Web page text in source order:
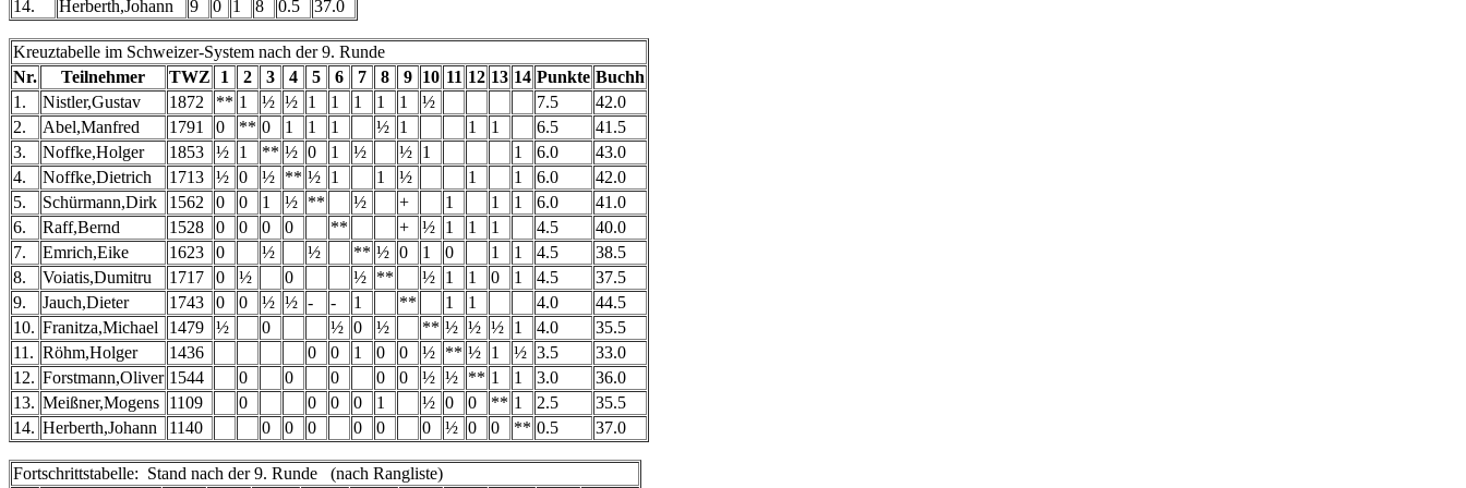
14. Herberth,Johann 9 0 1 8 0.5 37.0
Kreuztabelle im Schweizer-System nach der 9. Runde
Nr.
Teilnehmer TWZ 1 2 3 4 5 6 7 8 9 10 11 12 13 14 Punkte Buchh
1.
Nistler,Gustav 1872 ** 1 ½ ½ 1 1 1 1 1 ½ 7.5
42.0
2.
Abel,Manfred 1791 0 ** 0 1 1 1 ½ 1 1 1 6.5
41.5
3.
Noffke,Holger 1853 ½ 1 ** ½ 0 1 ½ ½ 1 1 6.0
43.0
4.
Noffke,Dietrich 1713 ½ 0 ½ ** ½ 1 1 ½ 1 1 6.0
42.0
5.
Schürmann,Dirk 1562 0 0 1 ½ ** ½ + 1 1 1 6.0
41.0
6.
Raff,Bernd 1528 0 0 0 0 ** + ½ 1 1 1 4.5
40.0
7.
Emrich,Eike 1623 0 ½ ½ ** ½ 0 1 0 1 1 4.5
38.5
8.
Voiatis,Dumitru 1717 0 ½ 0 ½ ** ½ 1 1 0 1 4.5
37.5
9.
Jauch,Dieter 1743 0 0 ½ ½ - - 1 ** 1 1 4.0
44.5
10. Franitza,Michael 1479 ½ 0 ½ 0 ½ ** ½ ½ ½ 1 4.0
35.5
11. Röhm,Holger 1436 0 0 1 0 0 ½ ** ½ 1 ½ 3.5
33.0
12. Forstmann,Oliver 1544 0 0 0 0 0 ½ ½ ** 1 1 3.0
36.0
13. Meißner,Mogens 1109 0 0 0 0 1 ½ 0 0 ** 1 2.5
35.5
14. Herberth,Johann 1140 0 0 0 0 0 0 ½ 0 0 ** 0.5 37.0
Fortschrittstabelle: Stand nach der 9. Runde (nach Rangliste)